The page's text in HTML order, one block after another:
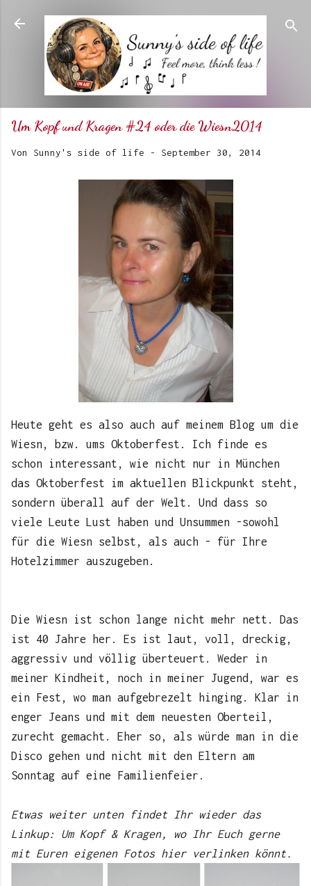
Direkt zum Hauptbereich
Um Kopf und Kragen #24 oder die Wiesn2014
Von Sunny's side of life - September 30, 2014
Heute geht es also auch auf meinem Blog um die
Wiesn, bzw. ums Oktoberfest. Ich finde es
schon interessant, wie nicht nur in München
das Oktoberfest im aktuellen Blickpunkt steht,
sondern überall auf der Welt. Und dass so
viele Leute Lust haben und Unsummen -sowohl
für die Wiesn selbst, als auch - für Ihre
Hotelzimmer auszugeben.
Die Wiesn ist schon lange nicht mehr nett. Das
ist 40 Jahre her. Es ist laut, voll, dreckig,
aggressiv und völlig überteuert. Weder in
meiner Kindheit, noch in meiner Jugend, war es
ein Fest, wo man aufgebrezelt hinging. Klar in
enger Jeans und mit dem neuesten Oberteil,
zurecht gemacht. Eher so, als würde man in die
Disco gehen und nicht mit den Eltern am
Sonntag auf eine Familienfeier.
Etwas weiter unten findet Ihr wieder das
Linkup: Um Kopf & Kragen, wo Ihr Euch gerne
mit Euren eigenen Fotos hier verlinken könnt.